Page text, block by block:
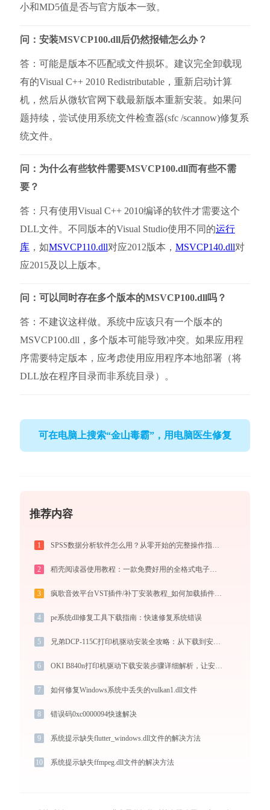
小和MD5值是否与官方版本一致。
问：安装MSVCP100.dll后仍然报错怎么办？
答：可能是版本不匹配或文件损坏。建议完全卸载现
有的Visual C++ 2010 Redistributable，重新启动计算
机，然后从微软官网下载最新版本重新安装。如果问
题持续，尝试使用系统文件检查器(sfc /scannow)修复系
统文件。
问：为什么有些软件需要MSVCP100.dll而有些不需
要？
答：只有使用Visual C++ 2010编译的软件才需要这个
DLL文件。不同版本的Visual Studio使用不同的运行
库，如MSVCP110.dll对应2012版本， MSVCP140.dll对
应2015及以上版本。
问：可以同时存在多个版本的MSVCP100.dll吗？
答：不建议这样做。系统中应该只有一个版本的
MSVCP100.dll，多个版本可能导致冲突。如果应用程
序需要特定版本，应考虑使用应用程序本地部署（将
DLL放在程序目录而非系统目录）。
可在电脑上搜索“金山毒霸”，用电脑医生修复
推荐内容
1 SPSS数据分析软件怎么用？从零开始的完整操作指南（附实战案例）
2 稻壳阅读器使用教程：一款免费好用的全格式电子书与文档阅读神器
3 疯歌音效平台VST插件/补丁安装教程_如何加载插件效果包
4 pe系统dll修复工具下载指南：快速修复系统错误
5 兄弟DCP-115C打印机驱动安装全攻略：从下载到安装完全教程
6 OKI B840n打印机驱动下载安装步骤详细解析，让安装更简单
7 如何修复Windows系统中丢失的vulkan1.dll文件
8 错误码0xc0000094快速解决
9 系统提示缺失flutter_windows.dll文件的解决方法
10 系统提示缺失ffmpeg.dll文件的解决方法